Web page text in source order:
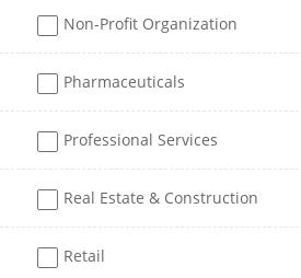
Non-Profit Organization
Pharmaceuticals
Professional Services
Real Estate & Construction
Retail